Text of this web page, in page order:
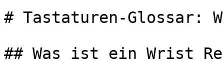
# Tastaturen-Glossar:
## Was ist ein Wrist